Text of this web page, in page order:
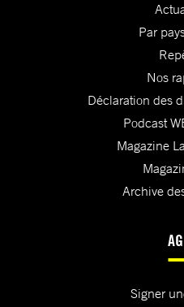
Par
Nos
Déclaration des
Podcast
Magazine
Archive
Signer